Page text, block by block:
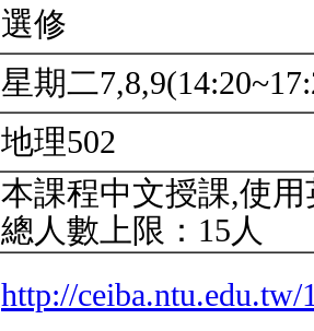
選修
星期二
地理502
本課程中文授課,使
總人數上限：15人
http://ceiba.ntu.edu.tw/